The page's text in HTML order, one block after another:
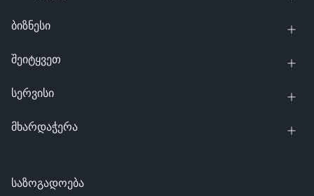
საზოგადოება
ბიზნესი
შეიტყვეთ
სერვისი
მხარდაჭერა